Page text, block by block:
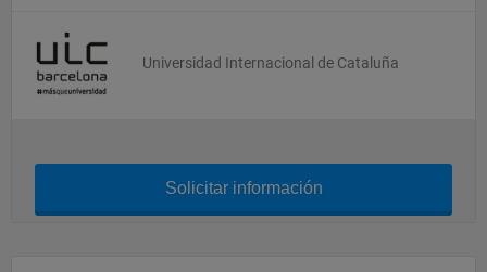
Universidad Internacional de Cataluña
Solicitar información